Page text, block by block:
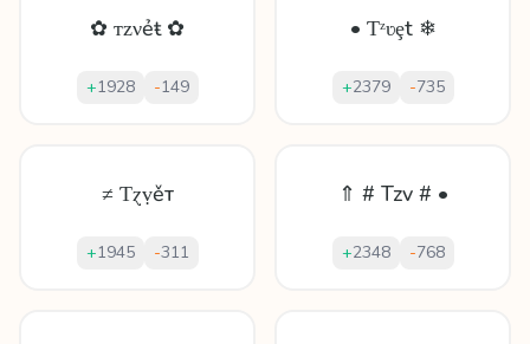
✿ ᴛᴢνẻŧ ✿
+1928 -149
• Ƭᶻʋȩt ❄
+2379 -735
≠ Ƭɀṿěт
+1945 -311
⇑ # Tzv # •
+2348 -768